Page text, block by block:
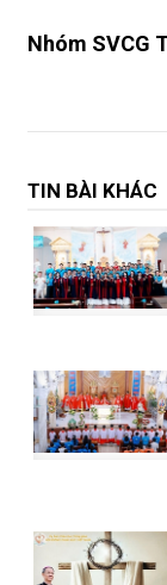
Nhóm SVCG
TIN BÀI KHÁC